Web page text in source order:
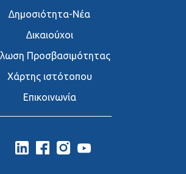
∆ημοσιότητα-Νέα
∆ικαιούχοι
Προσβασιμότητας
Χάρτης ιστότοπου
Επικοινωνία